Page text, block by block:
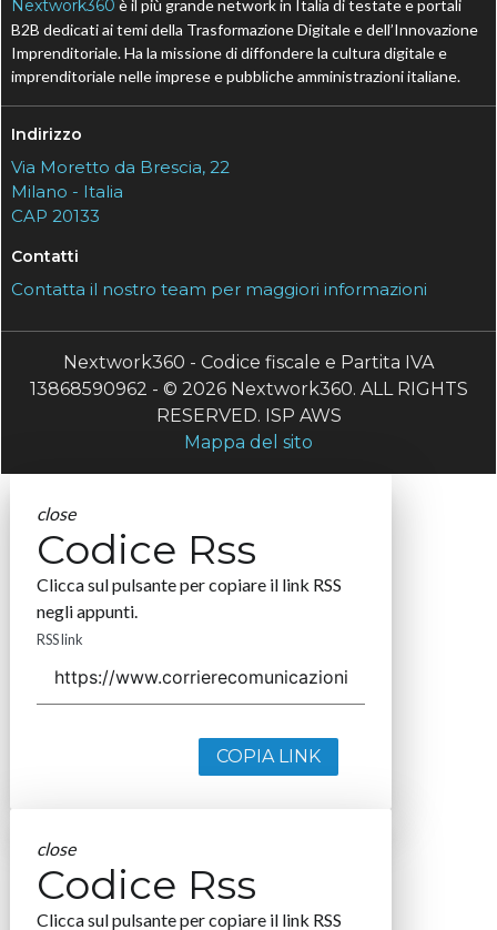
Nextwork360 è il più grande network in Italia di testate e portali
B2B dedicati ai temi della Trasformazione Digitale e dell’Innovazione
Imprenditoriale. Ha la missione di diffondere la cultura digitale e
imprenditoriale nelle imprese e pubbliche amministrazioni italiane.
Indirizzo
Via Moretto da Brescia, 22
Milano - Italia
CAP 20133
Contatti
Contatta il nostro team per maggiori informazioni
Nextwork360 - Codice fiscale e Partita IVA
13868590962 - © 2026 Nextwork360. ALL RIGHTS
RESERVED. ISP AWS
Mappa del sito
close
Codice Rss
Clicca sul pulsante per copiare il link RSS
negli appunti.
RSS link
COPIA LINK
close
Codice Rss
Clicca sul pulsante per copiare il link RSS